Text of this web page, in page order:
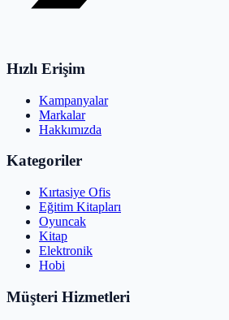
Hızlı Erişim
Kampanyalar
Markalar
Hakkımızda
Kategoriler
Kırtasiye Ofis
Eğitim Kitapları
Oyuncak
Kitap
Elektronik
Hobi
Müşteri Hizmetleri